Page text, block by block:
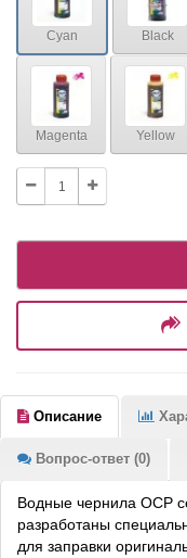
Cyan Black
Magenta Yellow
Описание
Вопрос-ответ (0)
Водные чернила OCP
разработаны
для заправки